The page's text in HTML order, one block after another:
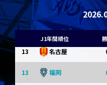
J1年間順位
11 水戸
11 岡山
13 名古屋
13 福岡